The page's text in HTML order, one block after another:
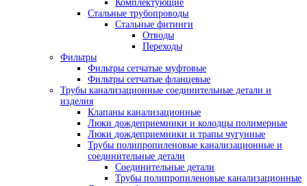
Комплектующие
Стальные трубопроводы
Стальные фитинги
Отводы
Переходы
Фильтры
Фильтры сетчатые муфтовые
Фильтры сетчатые фланцевые
Трубы канализационные соединительные детали и
изделия
Клапаны канализационные
Люки дождеприемники и колодцы полимерные
Люки дождеприемники и трапы чугунные
Трубы полипропиленовые канализационные и
соединительные детали
Соединительные детали
Трубы полипропиленовые канализационные